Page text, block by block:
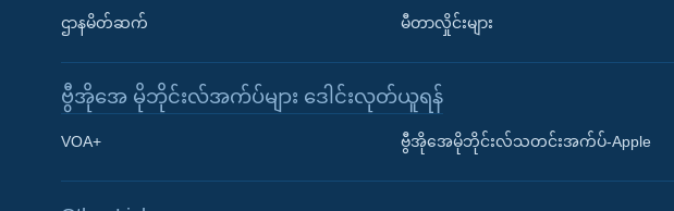
Learning English
ဌာနမိတ်ဆက် မီတာလှိုင်းများ
ဗွီအိုအေ မိုဘိုင်းလ်အက်ပ်များ ဒေါင်းလုတ်ယူရန်
VOA+ ဗွီအိုအေမိုဘိုင်းလ်သတင်းအက်ပ်-Apple